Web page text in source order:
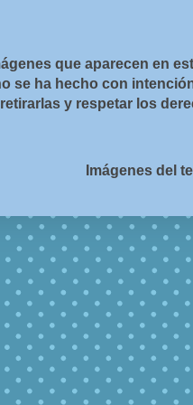
que aparecen en
se ha hecho con
y respetar los
Imágenes del